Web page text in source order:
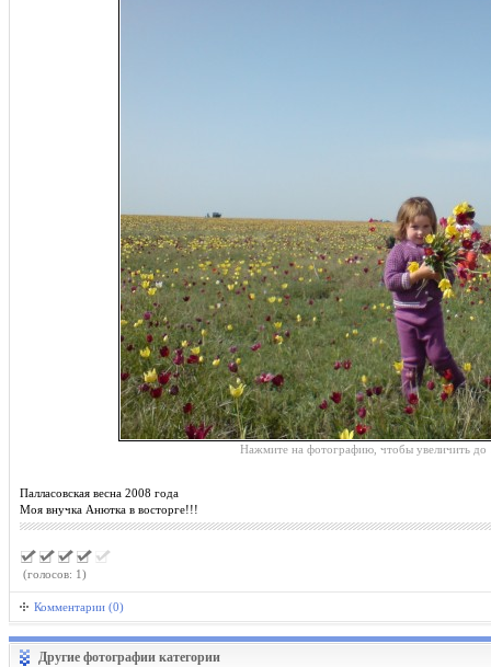
Нажмите на фотографию, чтобы увеличить
Палласовская весна 2008 года
Моя внучка Анютка в восторге!!!
(голосов: 1)
Комментарии (0)
Другие фотографии категории